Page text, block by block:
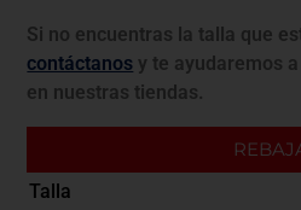
Si no encuentras la talla que
contáctanos y te ayudaremos
en nuestras tiendas.
Talla